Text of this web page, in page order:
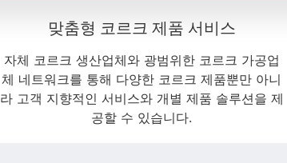
맞춤형 코르크 제품 서비스
자체 코르크 생산업체와 광범위한 코르크 가공업
체 네트워크를 통해 다양한 코르크 제품뿐만 아니
라 고객 지향적인 서비스와 개별 제품 솔루션을 제
공할 수 있습니다.